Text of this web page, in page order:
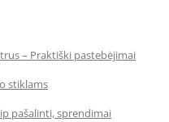
– Praktiški pastebėjimai
stiklams
pašalinti, sprendimai